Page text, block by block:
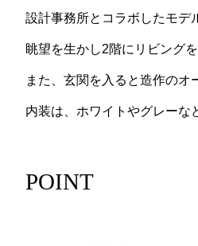
設計事務所とコラボしたモデ
眺望を生かし2階にリビング
また、玄関を入ると造作のオ
内装は、ホワイトやグレーな
POINT